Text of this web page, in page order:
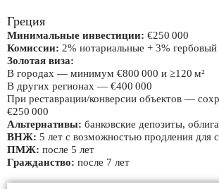
Греция
Минимальные инвестиции: €250 000
Комиссии: 2% нотариальные + 3% гербовый
Золотая виза:
В городах — минимум €800 000 и ≥120 м²
В других регионах — €400 000
При реставрации/конверсии объектов —
€250 000
Альтернативы: банковские депозиты,
ВНЖ: 5 лет с возможностью продления для
ПМЖ: после 5 лет
Гражданство: после 7 лет